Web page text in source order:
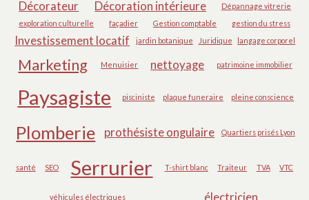
Décorateur Décoration intérieure
Dépannage vitrerie
exploration culturelle
façadier Gestion comptable gestion du stress
Investissement locatif jardin botanique Juridique langage corporel
Marketing Menuisier nettoyage patrimoine immobilier
Paysagiste pisciniste plaque funeraire pleine conscience
Plomberie prothésiste ongulaire Quartiers prisés Lyon
santé SEO Serrurier T-shirt blanc Traiteur TVA VTC
véhicules électriques électricien